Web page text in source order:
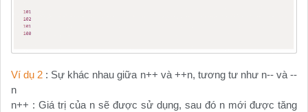
Ví dụ 2 : Sự khác nhau giữa n++ và ++n, tương tư như n-- và --
n
n++ : Giá trị của n sẽ được sử dụng, sau đó n mới được tăng